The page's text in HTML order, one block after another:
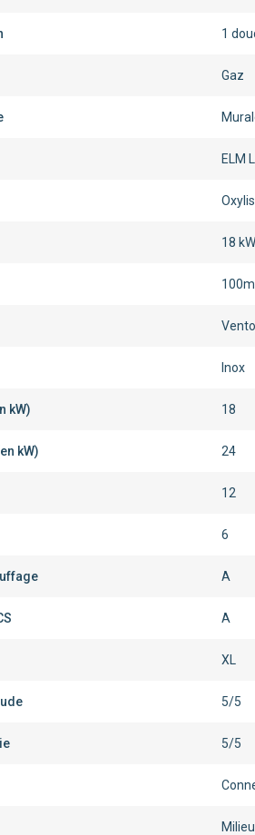
1
Gaz
ELM
18 kW
Inox
kW) 18
kW) 24
12
6
A
A
XL
5/5
5/5